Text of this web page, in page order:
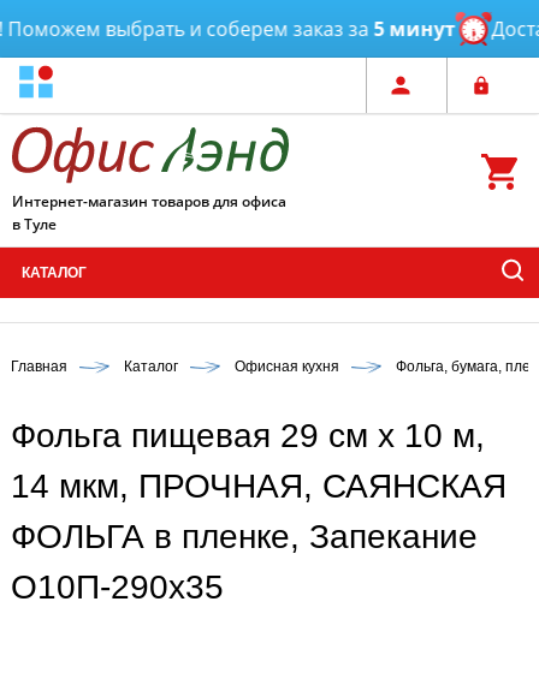
выбрать и соберем заказ за5 минут
Интернет-магазин товаров для офиса
в Туле
КАТАЛОГ
Главная Каталог Офисная кухня Фольга, бумага,
Фольга пищевая 29 см х 10 м,
14 мкм, ПРОЧНАЯ, САЯНСКАЯ
ФОЛЬГА в пленке, Запекание
О10П-290х35